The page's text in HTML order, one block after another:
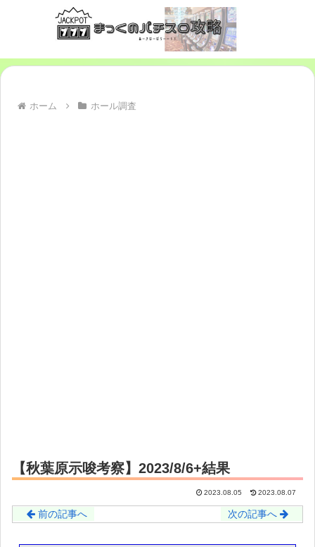
ホーム ホール調査
【秋葉原示唆考察】2023/8/6+結果
2023.08.05 2023.08.07
前の記事へ 次の記事へ